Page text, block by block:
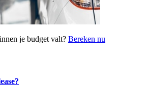
je budget valt? Bereken nu